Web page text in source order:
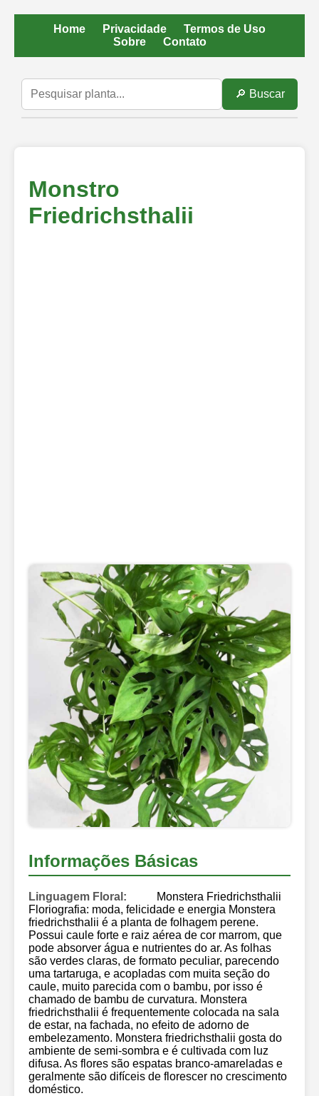
Home Privacidade
Termos de Uso
Sobre
Contato
🔎 Buscar
Monstro
Friedrichsthalii
Informações Básicas
Linguagem Floral:
Monstera Friedrichsthalii
Floriografia: moda, felicidade e energia Monstera
friedrichsthalii é a planta de folhagem perene.
Possui caule forte e raiz aérea de cor marrom, que
pode absorver água e nutrientes do ar. As folhas
são verdes claras, de formato peculiar, parecendo
uma tartaruga, e acopladas com muita seção do
caule, muito parecida com o bambu, por isso é
chamado de bambu de curvatura. Monstera
friedrichsthalii é frequentemente colocada na sala
de estar, na fachada, no efeito de adorno de
embelezamento. Monstera friedrichsthalii gosta do
ambiente de semi-sombra e é cultivada com luz
difusa. As flores são espatas branco-amareladas e
geralmente são difíceis de florescer no crescimento
doméstico.